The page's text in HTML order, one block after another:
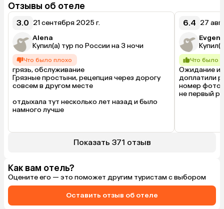
Отзывы об отеле
3.0 21 сентября 2025 г.
Alena
Купил(а) тур по России на 3 ночи
Что было плохо
грязь, обслуживание
Грязные простыни, рецепция через дорогу
совсем в другом месте
отдыхала тут несколько лет назад и было
намного лучше
6.4 27
Evgenij
Что было
Ожидание и
доплатили
номер
не первый
Показать 371 отзыв
Как вам отель?
Оцените его — это поможет другим туристам с выбором
Оставить отзыв об отеле